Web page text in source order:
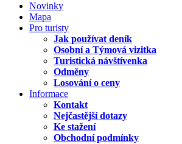
Novinky
Mapa
Pro turisty
Jak používat deník
Osobní a Týmová vizitka
Turistická návštívenka
Odměny
Losování o ceny
Informace
Kontakt
Nejčastější dotazy
Ke stažení
Obchodní podmínky